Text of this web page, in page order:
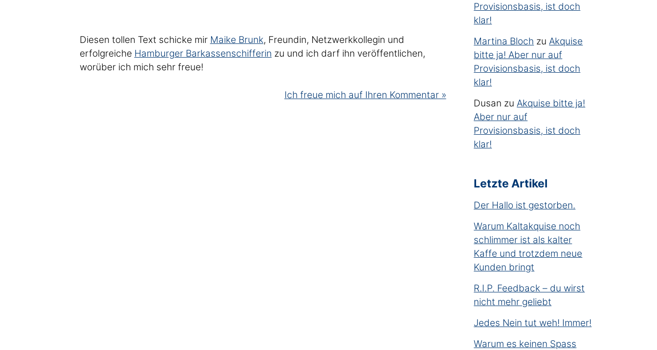
Diesen tollen Text schicke mir Maike Brunk, Freundin, Netzwerkkollegin und
erfolgreiche Hamburger Barkassenschifferin zu und ich darf ihn veröffentlichen,
worüber ich mich sehr freue!
Ich freue mich auf Ihren Kommentar »
Provisionsbasis, ist doch
klar!
Martina Bloch zu Akquise
bitte ja! Aber nur auf
Provisionsbasis, ist doch
klar!
Dusan zu Akquise bitte ja!
Aber nur auf
Provisionsbasis, ist doch
klar!
Letzte Artikel
Der Hallo ist gestorben.
Warum Kaltakquise noch
schlimmer ist als kalter
Kaffe und trotzdem neue
Kunden bringt
R.I.P. Feedback – du wirst
nicht mehr geliebt
Jedes Nein tut weh! Immer!
Warum es keinen Spass